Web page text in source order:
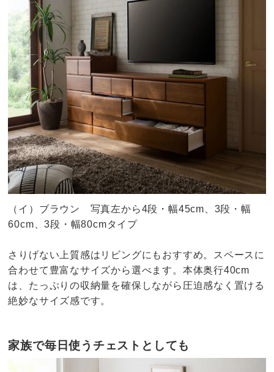
（イ）ブラウン 写真左から4段・幅45cm、3段・幅
60cm、3段・幅80cmタイプ
さりげない上質感はリビングにもおすすめ。スペースに
合わせて豊富なサイズから選べます。本体奥行40cm
は、たっぷりの収納量を確保しながら圧迫感なく置ける
絶妙なサイズ感です。
家族で毎日使うチェストとしても